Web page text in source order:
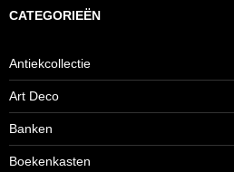
CATEGORIEËN
Antiekcollectie
Art Deco
Banken
Boekenkasten